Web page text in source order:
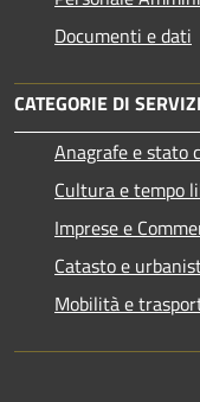
Documenti e dati
CATEGORIE DI
Anagrafe e stato
Cultura e tempo
Imprese e
Catasto e
Mobilità e